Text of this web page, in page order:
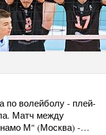
по волейболу - плей-
Матч между
М" (Москва) -…